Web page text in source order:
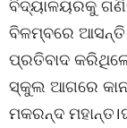
ବିଦ୍ୟାଳୟରକୁ
ବିଳମ୍ବରେ
ପ୍ରତିବାଦ
ସ୍କୁଲ ଆଗରେ
ମକରନ୍ଦ